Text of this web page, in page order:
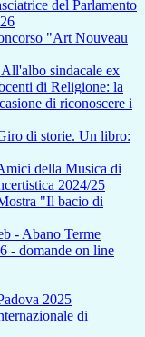
del Parlamento
"Art Nouveau
sindacale ex
di Religione: la
di riconoscere i
di storie. Un libro:
della Musica di
2024/25
"Il bacio di
- Abano Terme
- domande on line
2025
di